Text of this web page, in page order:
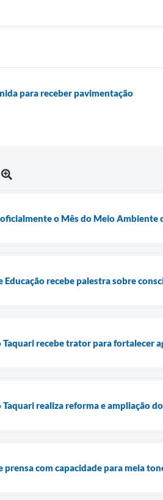
para receber pavimentação
o Mês do Meio
Educação recebe palestra sobre
recebe trator para fortalecer
realiza reforma e ampliação
com capacidade para meia